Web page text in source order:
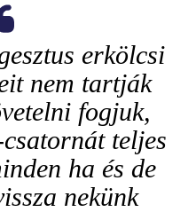
erkölcsi
nem tartják
fogjuk,
teljes
ha és de
nekünk